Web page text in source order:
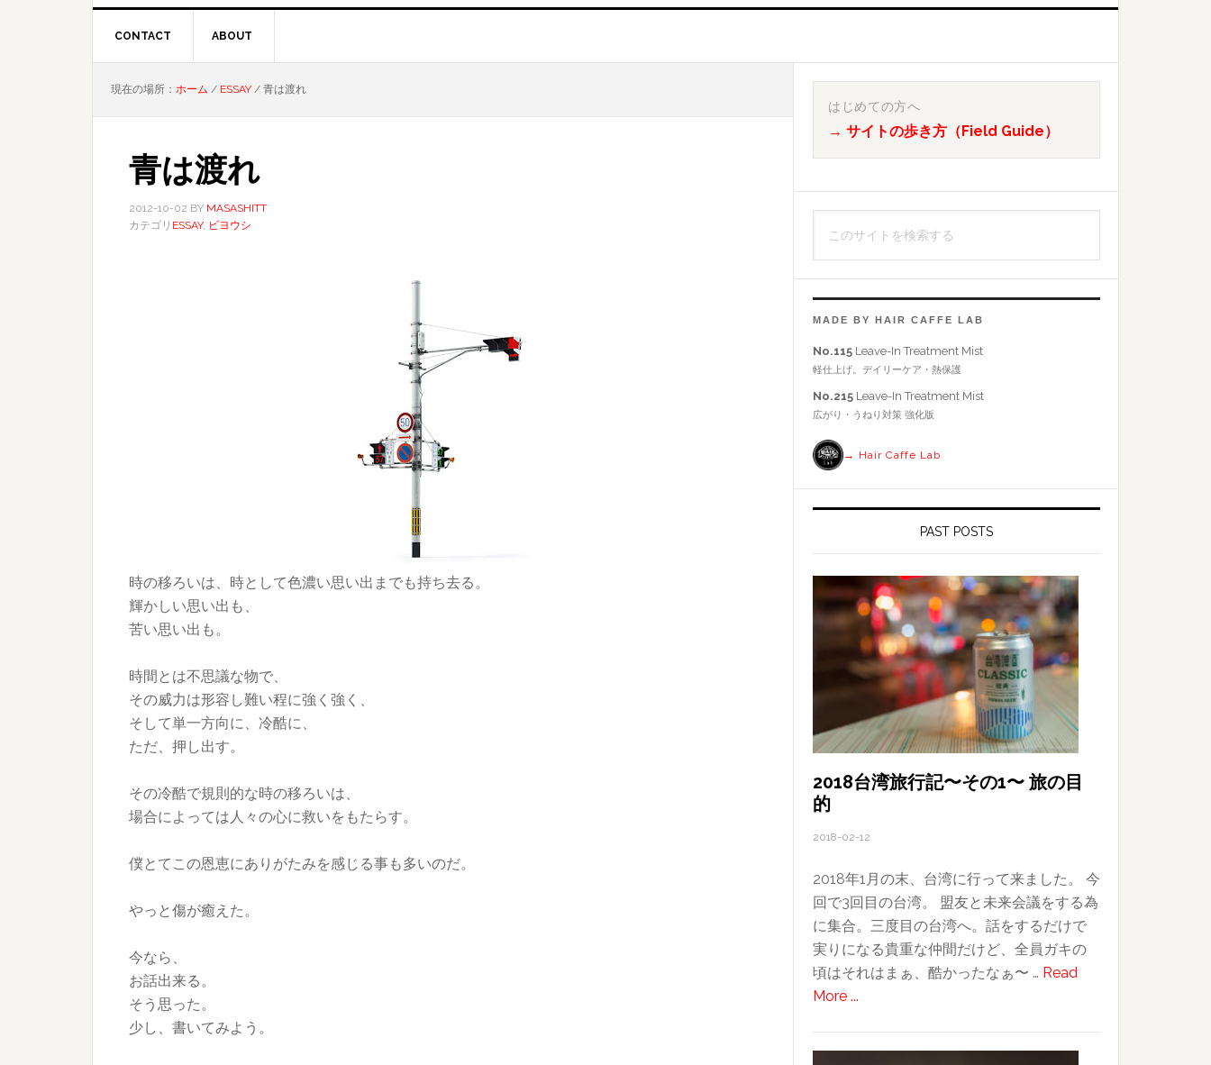
CONTACT ABOUT
現在の場所： ホーム / ESSAY / 青は渡れ
青は渡れ
2012-10-02 BY MASASHITT
カテゴリ ESSAY, ビヨウシ
時の移ろいは、時として色濃い思い出までも持ち去る。
輝かしい思い出も、
苦い思い出も。
時間とは不思議な物で、
その威力は形容し難い程に強く強く、
そして単一方向に、冷酷に、
ただ、押し出す。
その冷酷で規則的な時の移ろいは、
場合によっては人々の心に救いをもたらす。
僕とてこの恩恵にありがたみを感じる事も多いのだ。
やっと傷が癒えた。
今なら、
お話出来る。
そう思った。
少し、書いてみよう。
最
イ
バ
ー
はじめての方へ
→ サイトの歩き方（Field Guide）
ト
検
す
MADE BY HAIR CAFFE LAB
No.115 Leave-In Treatment Mist
軽仕上げ。デイリーケア・熱保護
No.215 Leave-In Treatment Mist
広がり・うねり対策 強化版
→ Hair Caffe Lab
PAST POSTS
2018台湾旅行記〜その1〜 旅の目
的
2018-02-12
2018年1月の末、台湾に行って来ました。 今
回で3回目の台湾。 盟友と未来会議をする為
に集合。三度目の台湾へ。話をするだけで
実りになる貴重な仲間だけど、全員ガキの
頃はそれはまぁ、酷かったなぁ〜 … Read
More ...